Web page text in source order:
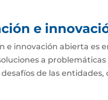
e
e innovación abierta es
a
desafíos de las